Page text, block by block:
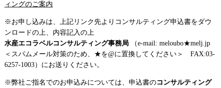
ィングのご案内
※お申し込みは、上記リンク先よりコンサルティング申込書をダウ
ンロードの上、内容記入の上
水産エコラベルコンサルティング事務局（e-mail: meloubo★melj.jp
＜スパムメール対策のため、★を@に置換してください＞ FAX:03-
6257-1003）にお送りください。
※弊社ご指名でのお申込みについては、申込書のコンサルティング